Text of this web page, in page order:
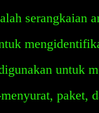
serangkaian
untuk
paket,